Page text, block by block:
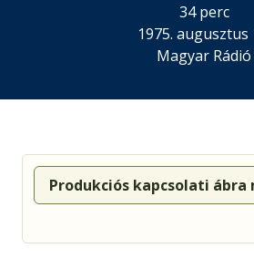
34 perc
1975. augusztus
Magyar Rádió
Produkciós kapcsolati